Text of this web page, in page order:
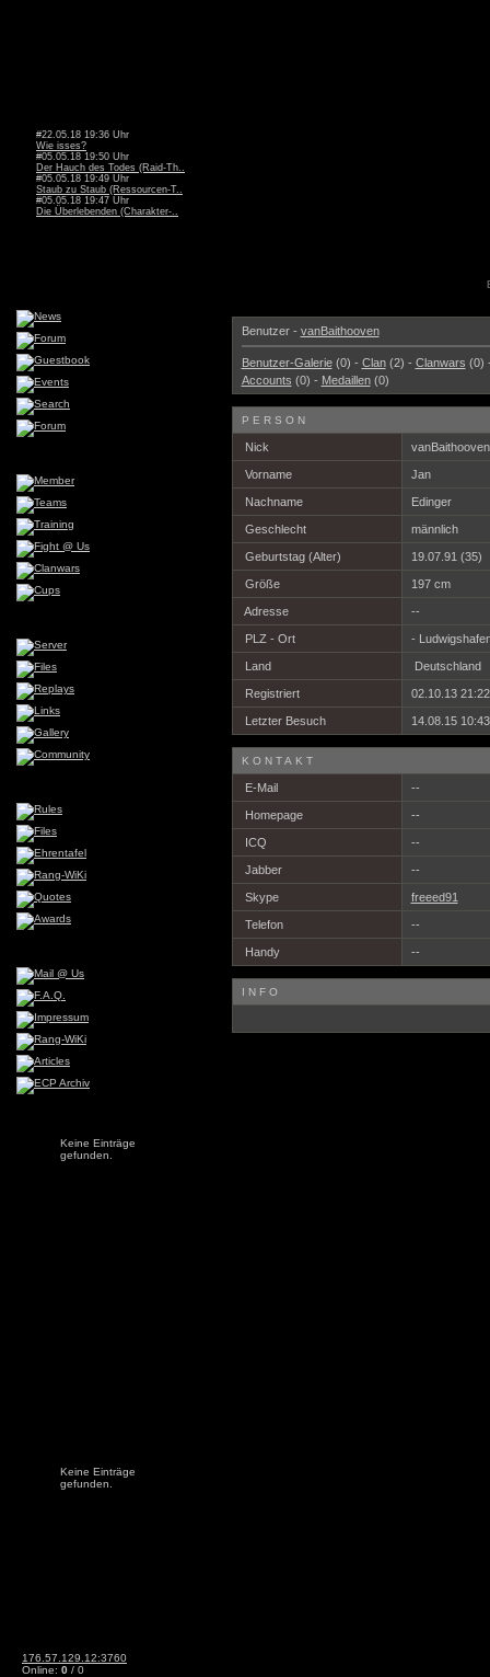
#22.05.18 19:36 Uhr
Wie isses?
#05.05.18 19:50 Uhr
Der Hauch des Todes (Raid-Th..
#05.05.18 19:49 Uhr
Staub zu Staub (Ressourcen-T..
#05.05.18 19:47 Uhr
Die Überlebenden (Charakter-..
Keine Einträge
gefunden.
Keine Einträge
gefunden.
176.57.129.12:3760
Online: 0 / 0
Benutzer - vanBaithooven
Benutzer-Galerie(0) - Clan(2) - Clanwars (0)
Accounts (0) - Medaillen(0)
PERSON
Nick
Vorname Jan
Nachname Edinger
Geschlecht männlich
Geburtstag (Alter) 19.07.91 (35)
Größe 197 cm
Adresse --
PLZ - Ort -
Land Deutschland
Registriert 02.10.13
Letzter Besuch 14.08.15
KONTAKT
E-Mail --
Homepage --
ICQ --
Jabber --
Skype freeed91
Telefon --
Handy --
INFO